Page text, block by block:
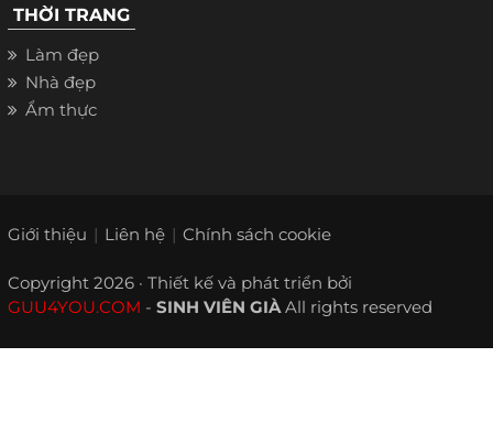
THỜI TRANG
Làm đẹp
Nhà đẹp
Ẩm thực
Giới thiệu Liên hệ Chính sách cookie
Copyright 2026 · Thiết kế và phát triển bởi
GUU4YOU.COM - SINH VIÊN GIÀAll rights reserved